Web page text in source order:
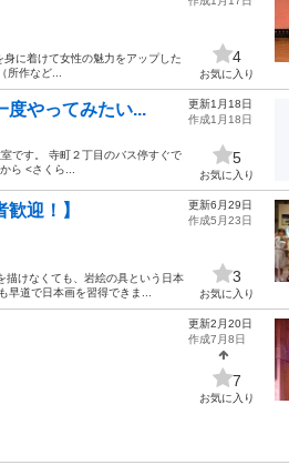
に着けて女性の魅力をアップした
作など...
4
お気に入り
度やってみたい...
です。 寺町２丁目のバス停すぐで
ら <さくら...
更新1月18日
作成1月18日
5
お気に入り
迎！】
描けなくても、岩絵の具という日本
道で日本画を習得できま...
更新6月29日
作成5月23日
3
お気に入り
更新2月20日
作成7月8日
7
お気に入り